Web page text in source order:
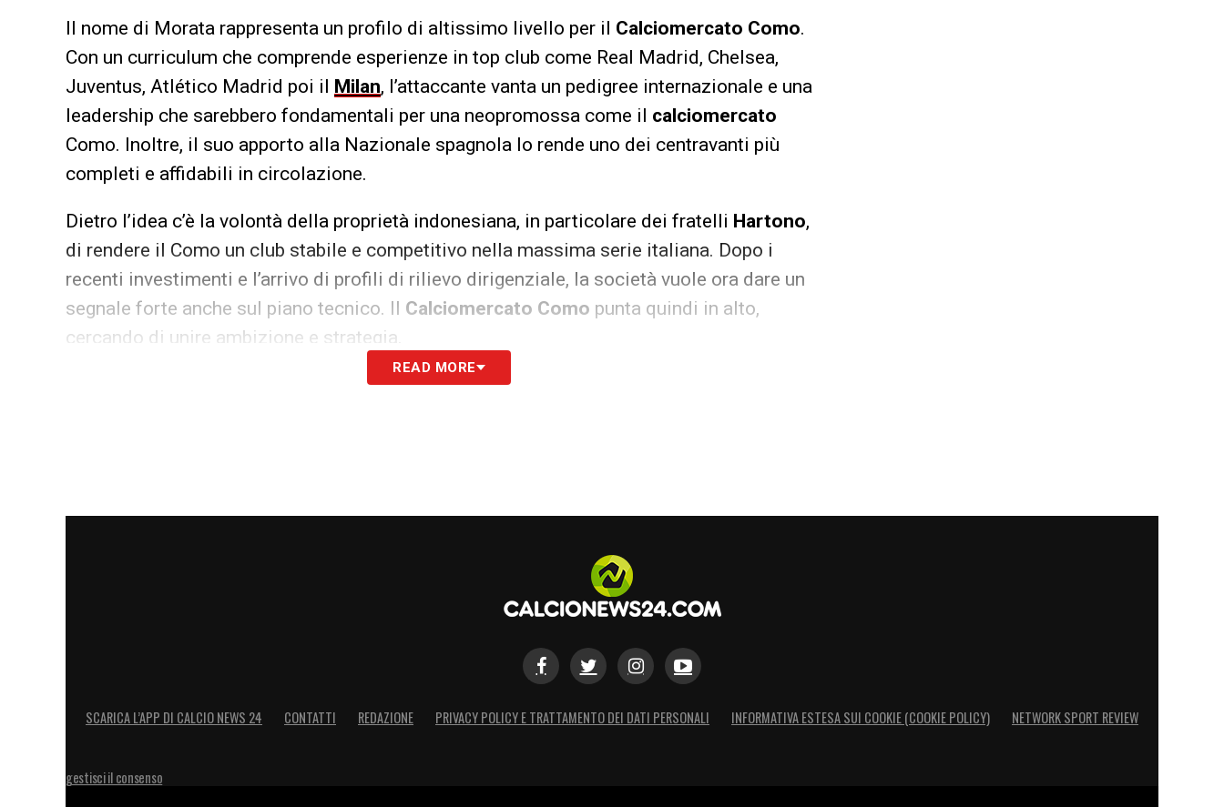
Il nome di Morata rappresenta un profilo di altissimo livello per il Calciomercato Como.
Con un curriculum che comprende esperienze in top club come Real Madrid, Chelsea,
Juventus, Atlético Madrid poi il Milan, l’attaccante vanta un pedigree internazionale e una
leadership che sarebbero fondamentali per una neopromossa come il calciomercato
Como. Inoltre, il suo apporto alla Nazionale spagnola lo rende uno dei centravanti più
completi e affidabili in circolazione.
Dietro l’idea c’è la volontà della proprietà indonesiana, in particolare dei fratelli Hartono,
di rendere il Como un club stabile e competitivo nella massima serie italiana. Dopo i
recenti investimenti e l’arrivo di profili di rilievo dirigenziale, la società vuole ora dare un
segnale forte anche sul piano tecnico. Il Calciomercato Como punta quindi in alto,
cercando di unire ambizione e strategia.
Naturalmente, un’eventuale operazione per Morata comporterebbe sfide significative. Il
IlCalciomercato del Comonon è più fatto solo di nomi di seconda fascia o di
considerazione la proposta lariana, la Serie A potrebbe ritrovarsi con una neopromossa
READ MORE
SCARICA L’APP DI CALCIO NEWS 24 CONTATTI REDAZIONE PRIVACY POLICY E TRATTAMENTO DEI DATI PERSONALI INFORMATIVA ESTESA SUI COOKIE (COOKIE POLICY) NETWORK SPORT REVIEW
gestisci il consenso